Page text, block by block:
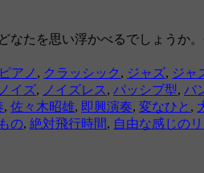
たを思い浮かべるでしょうか
アノ , クラッシック , ジャズ, ジャ
ノイズ, ノイズレス , パッシブ型, バ
, 佐々木昭雄, 即興演奏, 変なひと ,
の, 絶対飛行時間, 自由な感じの